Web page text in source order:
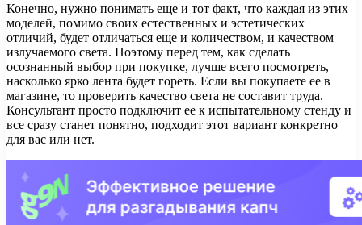
Конечно, нужно понимать еще и тот факт, что каждая из этих
моделей, помимо своих естественных и эстетических
отличий, будет отличаться еще и количеством, и качеством
излучаемого света. Поэтому перед тем, как сделать
осознанный выбор при покупке, лучше всего посмотреть,
насколько ярко лента будет гореть. Если вы покупаете ее в
магазине, то проверить качество света не составит труда.
Консультант просто подключит ее к испытательному стенду и
все сразу станет понятно, подходит этот вариант конкретно
для вас или нет.